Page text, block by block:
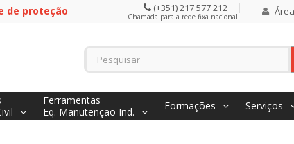
de proteção (+351) 217 577 212
Chamada para a rede fixa nacional
Ferramentas
Eq. Manutenção Ind.
Formações Serviços